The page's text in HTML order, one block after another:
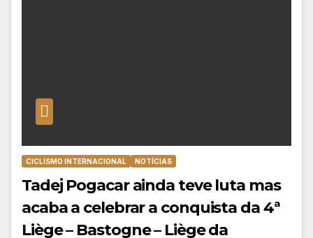
CICLISMO INTERNACIONAL NOTÍCIAS
Tadej Pogacar ainda teve luta mas
acaba a celebrar a conquista da 4ª
Liège – Bastogne – Liège da